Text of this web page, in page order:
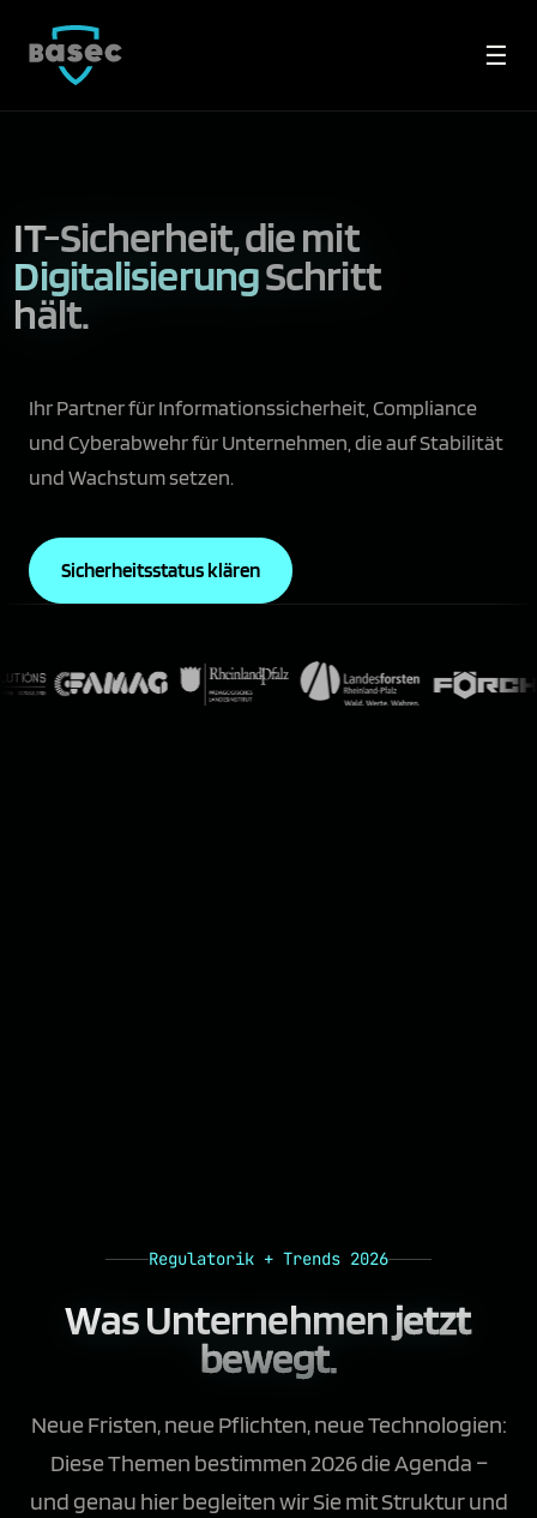
☰
IT-Sicherheit, die mit
UnternehmenSchritt
hält.
Ihr Partner für Informationssicherheit, Compliance
und Cyberabwehr für Unternehmen, die auf Stabilität
und Wachstum setzen.
Sicherheitsstatus klären
Regulatorik + Trends 2026
Was Unternehmenjetzt
bewegt.
Neue Fristen, neue Pflichten, neue Technologien:
Diese Themen bestimmen 2026 die Agenda –
und genau hier begleiten wir Sie mit Struktur und